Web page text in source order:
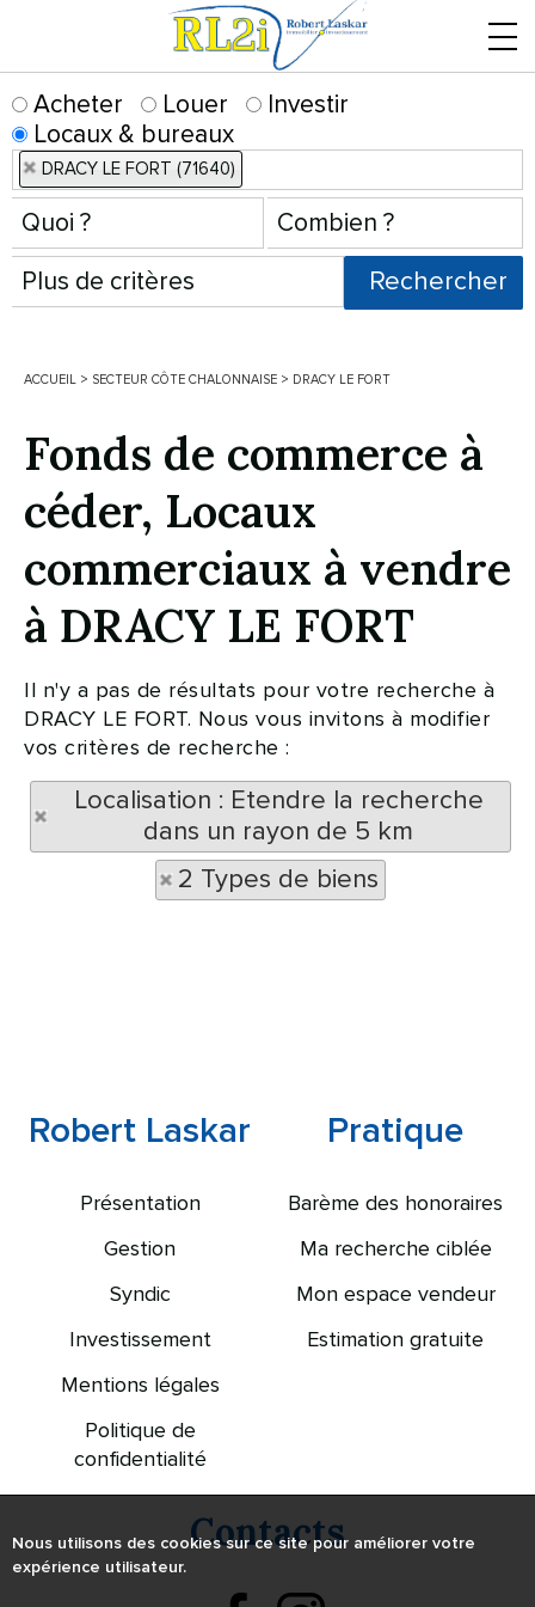
Acheter Louer
Investir
Locaux & bureaux
DRACY LE FORT (71640)
ACCUEIL > SECTEUR CÔTE CHALONNAISE > DRACY LE FORT
Fonds de commerce à
céder, Locaux
commerciaux à vendre
à DRACY LE FORT
Il n'y a pas de résultats pour votre recherche à
DRACY LE FORT. Nous vous invitons à modifier
vos critères de recherche :
Localisation : Etendre la recherche
dans un rayon de 5 km
2 Types de biens
Robert Laskar
Présentation
Gestion
Syndic
Investissement
Mentions légales
Politique de
confidentialité
Pratique
Barème des honoraires
Ma recherche ciblée
Mon espace vendeur
Estimation gratuite
Contacts
Nous utilisons des cookies sur ce site pour améliorer votre
expérience utilisateur.